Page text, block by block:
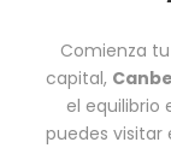
Comienza tu
capital,
el equilibrio
puedes visitar